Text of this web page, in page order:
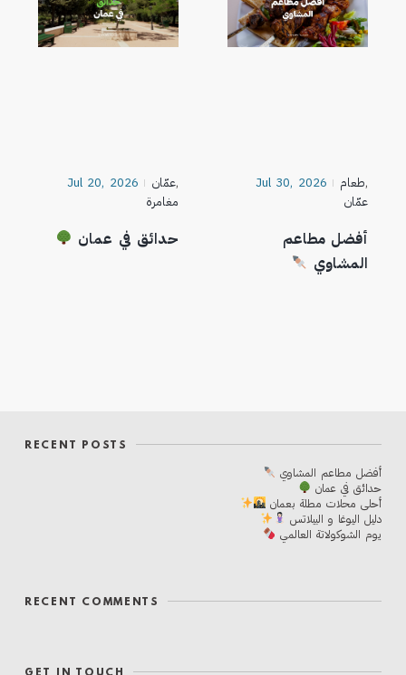
Jul 30, 2026 طعام,
عمّان
أفضل مطاعم
المشاوي
Jul 20, 2026 عمّان,
مغامرة
حدائق في عمان
RECENT POSTS
أفضل مطاعم المشاوي
حدائق في عمان
أحلی محلات مطلة بعمان
دليل اليوغا و البيلاتس
يوم الشوكولاتة العالمي
RECENT COMMENTS